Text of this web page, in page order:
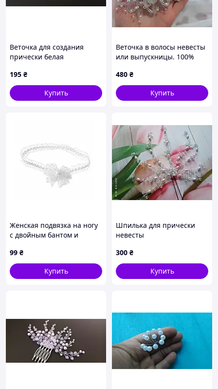
Веточка для создания
прически белая
195 ₴
Купить
Веточка в волосы невесты
или выпускницы. 100%
480 ₴
Купить
Женская подвязка на ногу
с двойным бантом и
жемчужиной, Белый
99 ₴
Купить
Шпилька для прически
невесты
300 ₴
Купить